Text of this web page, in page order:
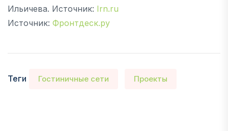
Ильичева. Источник: Irn.ru
Источник: Фронтдеск.ру
Теги Гостиничные сети Проекты